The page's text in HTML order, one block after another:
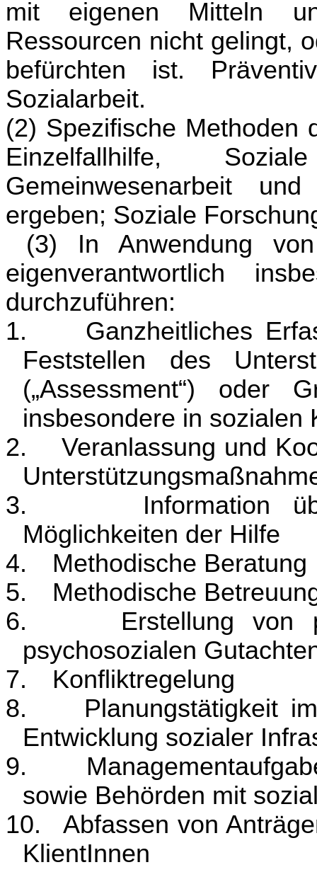
mit eigenen Mitteln
Ressourcen nicht gelingt,
befürchten ist.
Sozialarbeit.
(2) Spezifische Methoden
Einzelfallhilfe,
Gemeinwesenarbeit
ergeben; Soziale
(3) In Anwendung
eigenverantwortlich
durchzuführen:
1.
Ganzheitliches
Feststellen des
(„Assessment“) oder
insbesondere in sozialen
2.
Veranlassung und
3.
Information
Möglichkeiten der Hilfe
4.
Methodische Beratung
5.
Methodische
6.
Erstellung von
psychosozialen
7.
Konfliktregelung
8.
Planungstätigkeit
Entwicklung sozialer
9.
sowie Behörden mit
10.
Abfassen von
KlientInnen